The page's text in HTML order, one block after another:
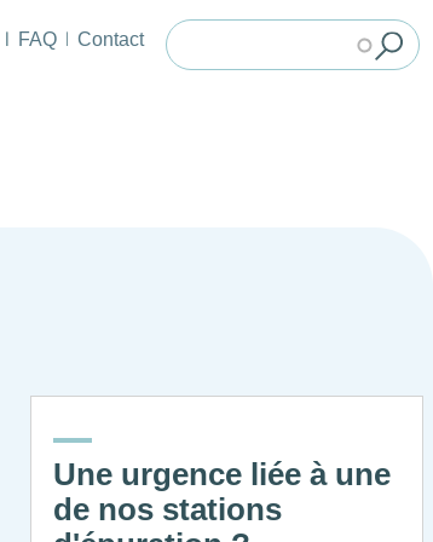
FAQ Contact
Une urgence liée à une
de nos stations